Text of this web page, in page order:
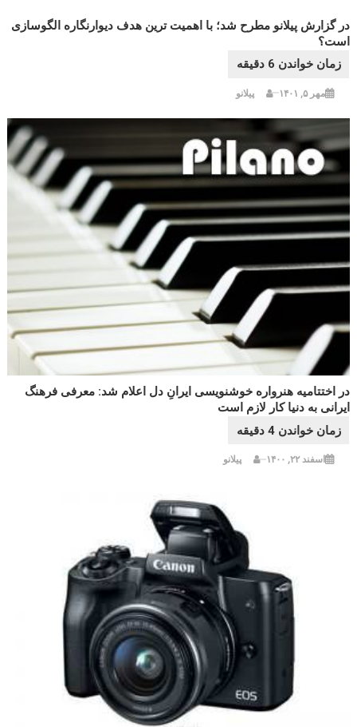
در گزارش پیلانو مطرح شد؛ با اهمیت ترین هدف دیوارنگاره الگوسازی
است؟
مهر ۵, ۱۴۰۱ پیلانو
در اختتامیه هنرواره خوشنویسی ایرانِ دل اعلام شد: معرفی فرهنگ
ایرانی به دنیا کار لازم است
اسفند ۲۲, ۱۴۰۰ پیلانو